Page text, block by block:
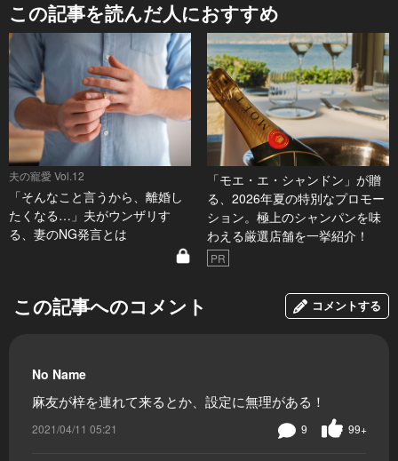
この記事を読んだ人におすすめ
夫の寵愛 Vol.12
「そんなこと言うから、離婚し
たくなる…」夫がウンザリす
る、妻のNG発言とは
「モエ・エ・シャンドン」が贈
る、2026年夏の特別なプロモー
ション。極上のシャンパンを味
わえる厳選店舗を一挙紹介！
PR
この記事へのコメント コメントする
No Name
麻友が梓を連れて来るとか、設定に無理がある！
2021/04/11 05:21 99+
9